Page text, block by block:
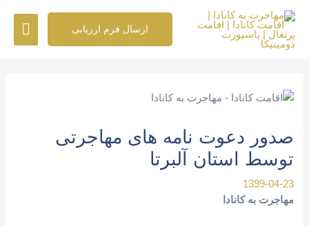
محتوا
ارسال فرم ارزیابی
صدور دعوت نامه های مهاجرتی
توسط استان آلبرتا
1399-04-23
مهاجرت به کانادا